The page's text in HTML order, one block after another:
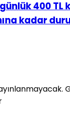
400 TL
kadar